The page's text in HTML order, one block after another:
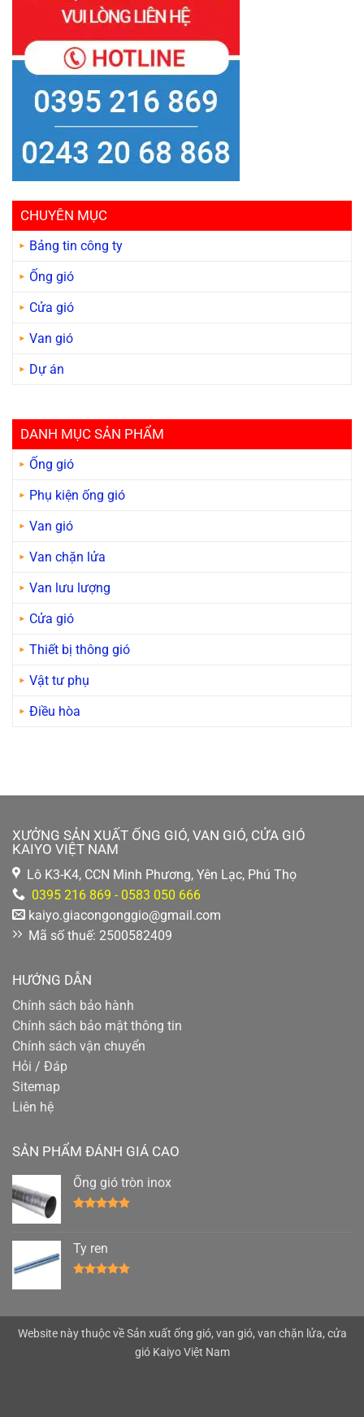
CHUYÊN MỤC
Bảng tin công ty
Ống gió
Cửa gió
Van gió
Dự án
DANH MỤC SẢN PHẨM
Ống gió
Phụ kiện ống gió
Van gió
Van chặn lửa
Van lưu lượng
Cửa gió
Thiết bị thông gió
Vật tư phụ
Điều hòa
XƯỞNG SẢN XUẤT ỐNG GIÓ, VAN GIÓ, CỬA GIÓ
KAIYO VIỆT NAM
Lô K3-K4, CCN Minh Phương, Yên Lạc, Phú Thọ
0395 216 869 - 0583 050 666
kaiyo.giacongonggio@gmail.com
Mã số thuế: 2500582409
HƯỚNG DẪN
Chính sách bảo hành
Chính sách bảo mật thông tin
Chính sách vận chuyển
Hỏi / Đáp
Sitemap
Liên hệ
SẢN PHẨM ĐÁNH GIÁ CAO
Ống gió tròn inox
5 sao
Ty ren
Website này thuộc về Sản xuất ống gió, van gió, van chặn lửa, cửa
gió Kaiyo Việt Nam